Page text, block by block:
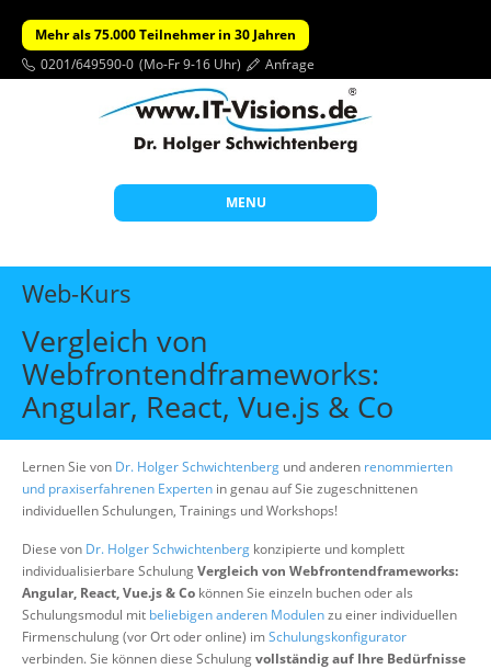
Mehr als 75.000 Teilnehmer in 30 Jahren
0201/649590-0 (Mo-Fr 9-16 Uhr) Anfrage
MENU
Start
Beratung
Individuelle Schulungen
Offene Seminare
Wissen
Über uns
Suche
Web-Kurs
Vergleich von
Webfrontendframeworks:
Angular, React, Vue.js & Co
Lernen Sie von Dr. Holger Schwichtenberg und anderen renommierten
und praxiserfahrenen Experten in genau auf Sie zugeschnittenen
individuellen Schulungen, Trainings und Workshops!
Diese von Dr. Holger Schwichtenberg konzipierte und komplett
individualisierbare SchulungVergleich von Webfrontendframeworks:
Angular, React, Vue.js & Co können Sie einzeln buchen oder als
Schulungsmodul mit beliebigen anderen Modulenzu einer individuellen
Firmenschulung (vor Ort oder online) imSchulungskonfigurator
verbinden. Sie können diese Schulungvollständig auf Ihre Bedürfnisse